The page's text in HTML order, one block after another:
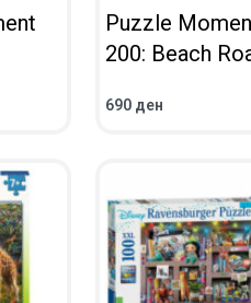
Puzzle
200: Beach
690 ден
ВО КОШНИЧКА